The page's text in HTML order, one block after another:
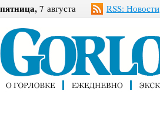
пятница, 7 августа RSS: Новости